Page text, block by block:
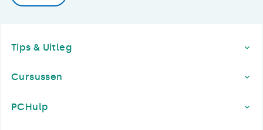
Tips & Uitleg
Cursussen
PCHulp